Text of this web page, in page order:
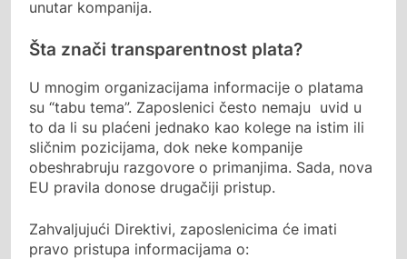
unutar kompanija.
Šta znači transparentnost plata?
U mnogim organizacijama informacije o platama
su “tabu tema”. Zaposlenici često nemaju uvid u
to da li su plaćeni jednako kao kolege na istim ili
sličnim pozicijama, dok neke kompanije
obeshrabruju razgovore o primanjima. Sada, nova
EU pravila donose drugačiji pristup.
Zahvaljujući Direktivi, zaposlenicima će imati
pravo pristupa informacijama o: